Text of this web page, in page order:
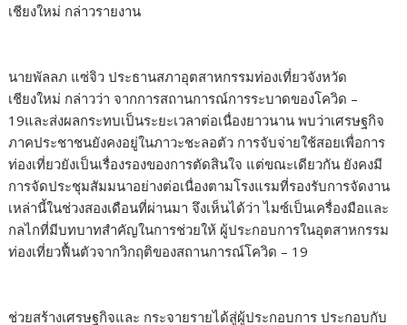
เชียงใหม่ กล่าวรายงาน
นายพัลลภ แซ่จิว ประธานสภาอุตสาหกรรมท่องเที่ยวจังหวัด
เชียงใหม่ กล่าวว่า จากการสถานการณ์การระบาดของโควิด –
19และส่งผลกระทบเป็นระยะเวลาต่อเนื่องยาวนาน พบว่าเศรษฐกิจ
ภาคประชาชนยังคงอยู่ในภาวะชะลอตัว การจับจ่ายใช้สอยเพื่อการ
ท่องเที่ยวยังเป็นเรื่องรองของการตัดสินใจ แต่ขณะเดียวกัน ยังคงมี
การจัดประชุมสัมมนาอย่างต่อเนื่องตามโรงแรมที่รองรับการจัดงาน
เหล่านี้ในช่วงสองเดือนที่ผ่านมา จึงเห็นได้ว่า ไมซ์เป็นเครื่องมือและ
กลไกที่มีบทบาทสำคัญในการช่วยให้ ผู้ประกอบการในอุตสาหกรรม
ท่องเที่ยวฟื้นตัวจากวิกฤติของสถานการณ์โควิด – 19
ช่วยสร้างเศรษฐกิจและ กระจายรายได้สู่ผู้ประกอบการ ประกอบกับ